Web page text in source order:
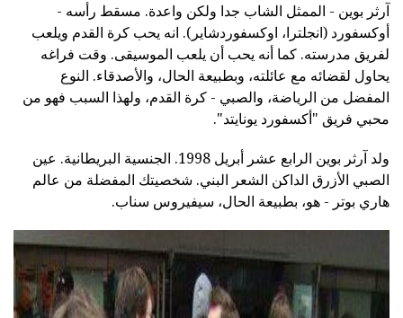
آرثر بوين - الممثل الشاب جدا ولكن واعدة. مسقط رأسه -
أوكسفورد (انجلترا، اوكسفوردشاير). انه يحب كرة القدم ويلعب
لفريق مدرسته. كما أنه يحب أن يلعب الموسيقى. وقت فراغه
يحاول لقضائه مع عائلته، وبطبيعة الحال، والأصدقاء. النوع
المفضل من الرياضة، والصبي - كرة القدم، ولهذا السبب فهو من
محبي فريق "أكسفورد يونايتد".
ولد آرثر بوين الرابع عشر أبريل 1998. الجنسية البريطانية. عين
الصبي الأزرق الداكن الشعر البني. شخصيتك المفضلة من عالم
هاري بوتر - هو، بطبيعة الحال، سيفيروس سناب.